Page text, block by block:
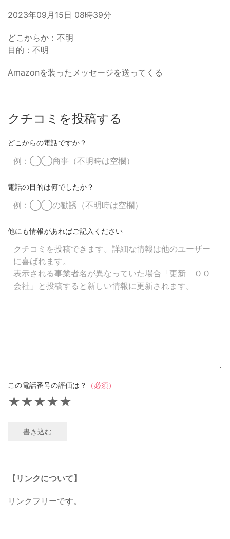
2023年09月15日 08時39分
どこからか：不明
目的：不明
Amazonを装ったメッセージを送ってくる
クチコミを投稿する
どこからの電話ですか？
電話の目的は何でしたか？
他にも情報があればご記入ください
この電話番号の評価は？ （必須）
★
★
★
★
★
書き込む
【リンクについて】
リンクフリーです。